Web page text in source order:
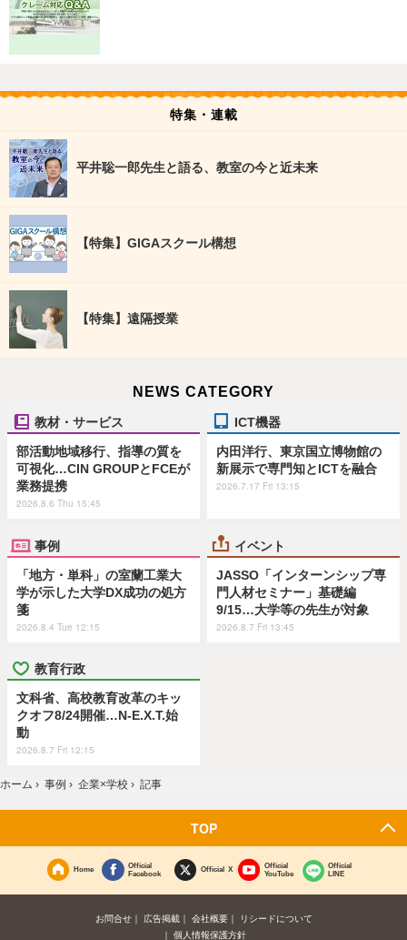
特集・連載
平井聡一郎先生と語る、教室の今と近未来
【特集】GIGAスクール構想
【特集】遠隔授業
NEWS CATEGORY
教材・サービス
部活動地域移行、指導の質を
可視化…CIN GROUPとFCEが
業務提携
2026.8.6 Thu 15:45
ICT機器
内田洋行、東京国立博物館の
新展示で専門知とICTを融合
2026.7.17 Fri 13:15
事例
「地方・単科」の室蘭工業大
学が示した大学DX成功の処方
箋
2026.8.4 Tue 12:15
イベント
JASSO「インターンシップ専
門人材セミナー」基礎編
9/15…大学等の先生が対象
2026.8.7 Fri 13:45
教育行政
文科省、高校教育改革のキッ
クオフ8/24開催…N-E.X.T.始
動
2026.8.7 Fri 12:15
ホーム › 事例 › 企業×学校 › 記事
TOP
Home
Official
Facebook
Official X
Official
YouTube
Official
LINE
お問合せ 広告掲載 会社概要
リシードについて
個人情報保護方針